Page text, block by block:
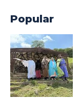
Popular